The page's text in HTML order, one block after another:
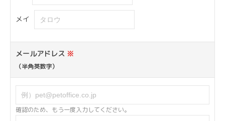
メイ
メールアドレス ※
（半角英数字）
確認のため、もう一度入力してください。